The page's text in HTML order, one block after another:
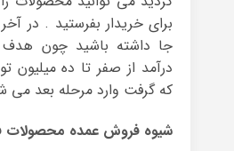
برای خریدار بفرستید . در
جا داشته باشید چون هدف
درآمد از صفر تا ده میلیون
که گرفت وارد مرحله بعد می
شیوه فروش عمده محصولات